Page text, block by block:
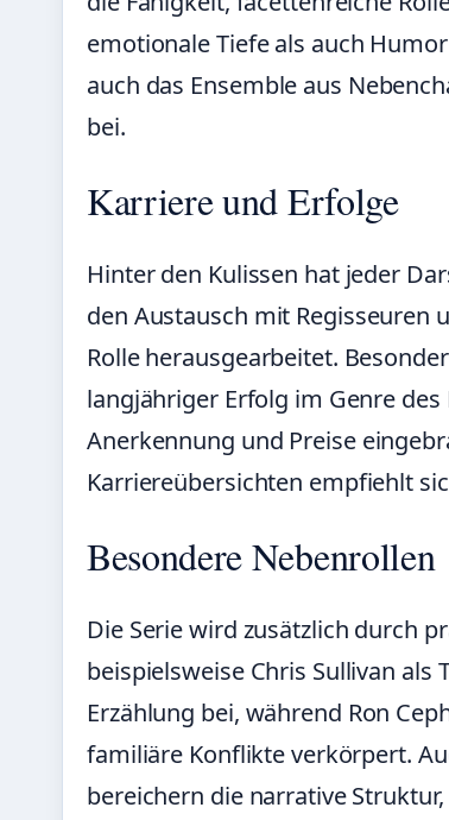
emotionale Tiefe als auch
auch das Ensemble aus
bei.
Karriere und Erfolge
Hinter den Kulissen hat jeder
den Austausch mit Regisseuren
Rolle herausgearbeitet.
langjähriger Erfolg im Genre
Anerkennung und Preise
Karriereübersichten empfiehlt
Besondere Nebenrollen
Die Serie wird zusätzlich durch
beispielsweise Chris Sullivan als
Erzählung bei, während Ron
familiäre Konflikte verkörpert.
bereichern die narrative